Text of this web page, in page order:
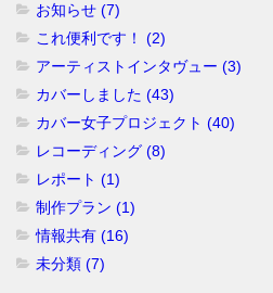
お知らせ (7)
これ便利です！ (2)
アーティストインタヴュー (3)
カバーしました (43)
カバー女子プロジェクト (40)
レコーディング (8)
レポート (1)
制作プラン (1)
情報共有 (16)
未分類 (7)